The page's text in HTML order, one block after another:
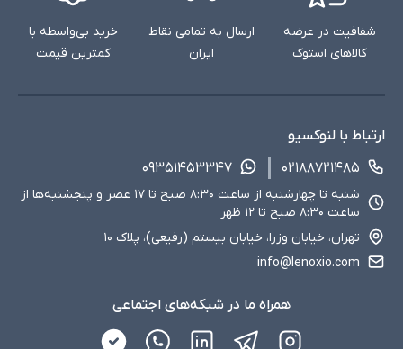
شفافیت در عرضه
کالاهای استوک
ارسال به تمامی نقاط
ایران
خرید بی‌واسطه با
کمترین قیمت
ارتباط با لنوکسیو
۰۲۱۸۸۷۲۱۴۸۵
۰۹۳۵۱۴۵۳۳۴۷
شنبه تا چهارشنبه از ساعت ۸:۳۰ صبح تا ۱۷ عصر و پنجشنبه‌ها از
ساعت ۸:۳۰ صبح تا ۱۲ ظهر
تهران، خیابان وزرا، خیابان بیستم (رفیعی)، پلاک ۱۰
info@lenoxio.com
همراه ما در شبکه‌های اجتماعی